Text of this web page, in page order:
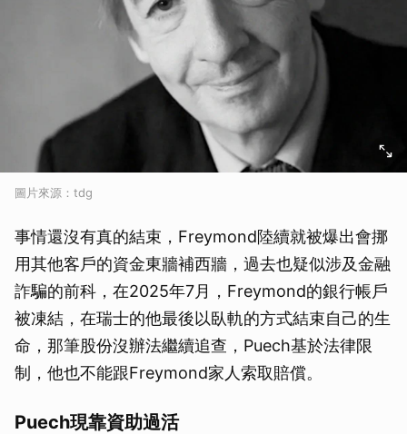
圖片來源：tdg
事情還沒有真的結束，Freymond陸續就被爆出會挪
用其他客戶的資金東牆補西牆，過去也疑似涉及金融
詐騙的前科，在2025年7月，Freymond的銀行帳戶
被凍結，在瑞士的他最後以臥軌的方式結束自己的生
命，那筆股份沒辦法繼續追查，Puech基於法律限
制，他也不能跟Freymond家人索取賠償。
Puech現靠資助過活